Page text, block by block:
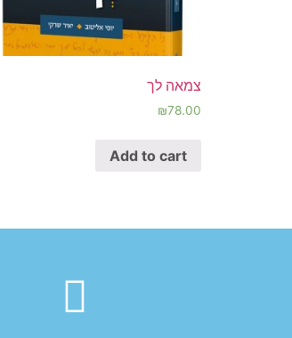
צמאה לך
₪78.00
Add to cart